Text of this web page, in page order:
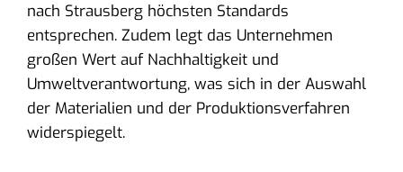
nach Strausberg höchsten Standards
entsprechen. Zudem legt das Unternehmen
großen Wert auf Nachhaltigkeit und
Umweltverantwortung, was sich in der Auswahl
der Materialien und der Produktionsverfahren
widerspiegelt.